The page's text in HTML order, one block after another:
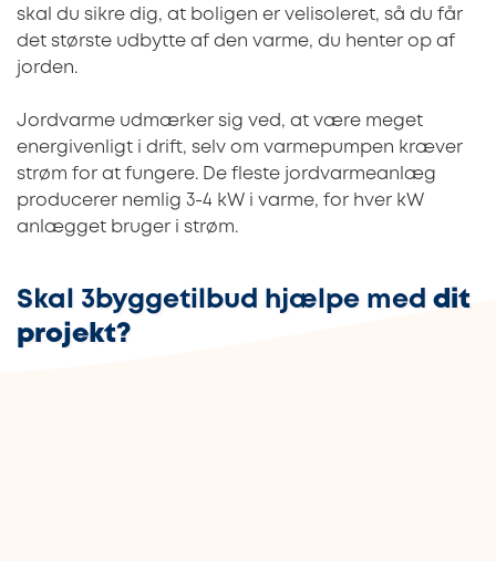
skal du sikre dig, at boligen er velisoleret, så du får
det største udbytte af den varme, du henter op af
jorden.
Jordvarme udmærker sig ved, at være meget
energivenligt i drift, selv om varmepumpen kræver
strøm for at fungere. De fleste jordvarmeanlæg
producerer nemlig 3-4 kW i varme, for hver kW
anlægget bruger i strøm.
Skal 3byggetilbud hjælpe med dit
projekt?